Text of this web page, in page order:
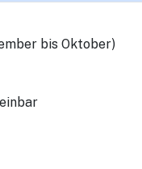
bis Oktober)